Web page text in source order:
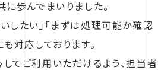
に歩んでまいりました。
したい」「まずは処理可能か確認
対応しております。
てご利用いただけるよう、担当者